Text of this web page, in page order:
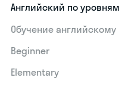
Английский по уровням
Обучение английскому
Beginner
Elementary